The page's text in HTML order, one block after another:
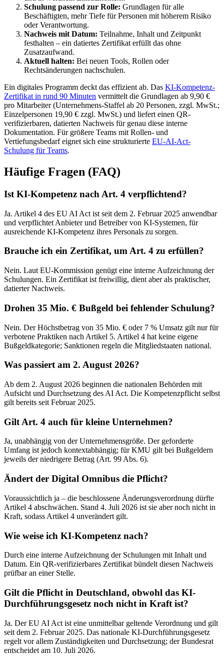
Schulung passend zur Rolle: Grundlagen für alle
Beschäftigten, mehr Tiefe für Personen mit höherem Risiko
oder Verantwortung.
Nachweis mit Datum: Teilnahme, Inhalt und Zeitpunkt
festhalten – ein datiertes Zertifikat erfüllt das ohne
Zusatzaufwand.
Aktuell halten: Bei neuen Tools, Rollen oder
Rechtsänderungen nachschulen.
Ein digitales Programm deckt das effizient ab. Das KI-Kompetenz-
Zertifikat in rund 90 Minuten vermittelt die Grundlagen ab 9,90 €
pro Mitarbeiter (Unternehmens-Staffel ab 20 Personen, zzgl. MwSt.;
Einzelpersonen 19,90 € zzgl. MwSt.) und liefert einen QR-
verifizierbaren, datierten Nachweis für genau diese interne
Dokumentation. Für größere Teams mit Rollen- und
Vertiefungsbedarf eignet sich eine strukturierte EU-AI-Act-
Schulung für Teams.
Häufige Fragen (FAQ)
Ist KI-Kompetenz nach Art. 4 verpflichtend?
Ja. Artikel 4 des EU AI Act ist seit dem 2. Februar 2025 anwendbar
und verpflichtet Anbieter und Betreiber von KI-Systemen, für
ausreichende KI-Kompetenz ihres Personals zu sorgen.
Brauche ich ein Zertifikat, um Art. 4 zu erfüllen?
Nein. Laut EU-Kommission genügt eine interne Aufzeichnung der
Schulungen. Ein Zertifikat ist freiwillig, dient aber als praktischer,
datierter Nachweis.
Drohen 35 Mio. € Bußgeld bei fehlender Schulung?
Nein. Der Höchstbetrag von 35 Mio. € oder 7 % Umsatz gilt nur für
verbotene Praktiken nach Artikel 5. Artikel 4 hat keine eigene
Bußgeldkategorie; Sanktionen regeln die Mitgliedstaaten national.
Was passiert am 2. August 2026?
Ab dem 2. August 2026 beginnen die nationalen Behörden mit
Aufsicht und Durchsetzung des AI Act. Die Kompetenzpflicht selbst
gilt bereits seit Februar 2025.
Gilt Art. 4 auch für kleine Unternehmen?
Ja, unabhängig von der Unternehmensgröße. Der geforderte
Umfang ist jedoch kontextabhängig; für KMU gilt bei Bußgeldern
jeweils der niedrigere Betrag (Art. 99 Abs. 6).
Ändert der Digital Omnibus die Pflicht?
Voraussichtlich ja – die beschlossene Änderungsverordnung dürfte
Artikel 4 abschwächen. Stand 4. Juli 2026 ist sie aber noch nicht in
Kraft, sodass Artikel 4 unverändert gilt.
Wie weise ich KI-Kompetenz nach?
Durch eine interne Aufzeichnung der Schulungen mit Inhalt und
Datum. Ein QR-verifizierbares Zertifikat bündelt diesen Nachweis
prüfbar an einer Stelle.
Gilt die Pflicht in Deutschland, obwohl das KI-
Durchführungsgesetz noch nicht in Kraft ist?
Ja. Der EU AI Act ist eine unmittelbar geltende Verordnung und gilt
seit dem 2. Februar 2025. Das nationale KI-Durchführungsgesetz
regelt vor allem Zuständigkeiten und Durchsetzung; der Bundesrat
entscheidet am 10. Juli 2026.